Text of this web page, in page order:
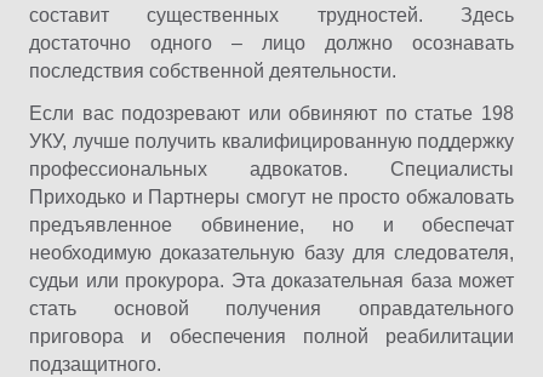
составит существенных трудностей. Здесь
достаточно одного – лицо должно осознавать
последствия собственной деятельности.
Если вас подозревают или обвиняют по статье 198
УКУ, лучше получить квалифицированную поддержку
профессиональных адвокатов. Специалисты
Приходько и Партнеры смогут не просто обжаловать
предъявленное обвинение, но и обеспечат
необходимую доказательную базу для следователя,
судьи или прокурора. Эта доказательная база может
стать основой получения оправдательного
приговора и обеспечения полной реабилитации
подзащитного.